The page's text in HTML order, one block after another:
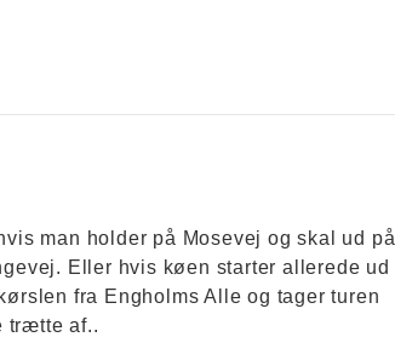
man holder på Mosevej og skal ud på
Eller hvis køen starter allerede ud
fra Engholms Alle og tager turen
trætte af..